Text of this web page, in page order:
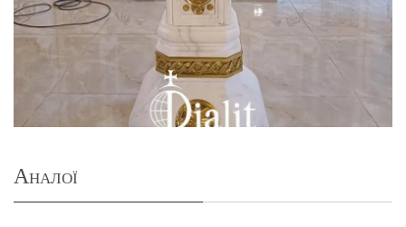
Аналої